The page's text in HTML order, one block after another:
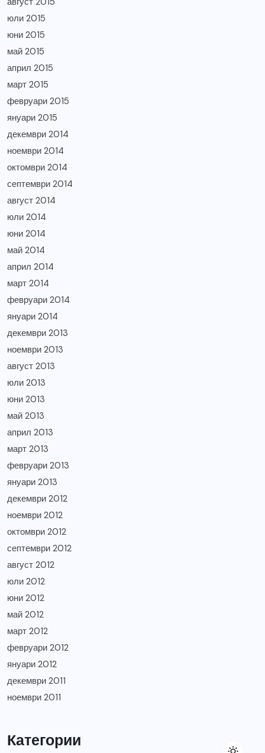
юли 2015
юни 2015
май 2015
април 2015
март 2015
февруари 2015
януари 2015
декември 2014
ноември 2014
октомври 2014
септември 2014
август 2014
юли 2014
юни 2014
май 2014
април 2014
март 2014
февруари 2014
януари 2014
декември 2013
ноември 2013
август 2013
юли 2013
юни 2013
май 2013
април 2013
март 2013
февруари 2013
януари 2013
декември 2012
ноември 2012
октомври 2012
септември 2012
август 2012
юли 2012
юни 2012
май 2012
март 2012
февруари 2012
януари 2012
декември 2011
ноември 2011
Категории